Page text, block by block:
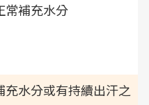
常補充水分
水分或有持續出汗之